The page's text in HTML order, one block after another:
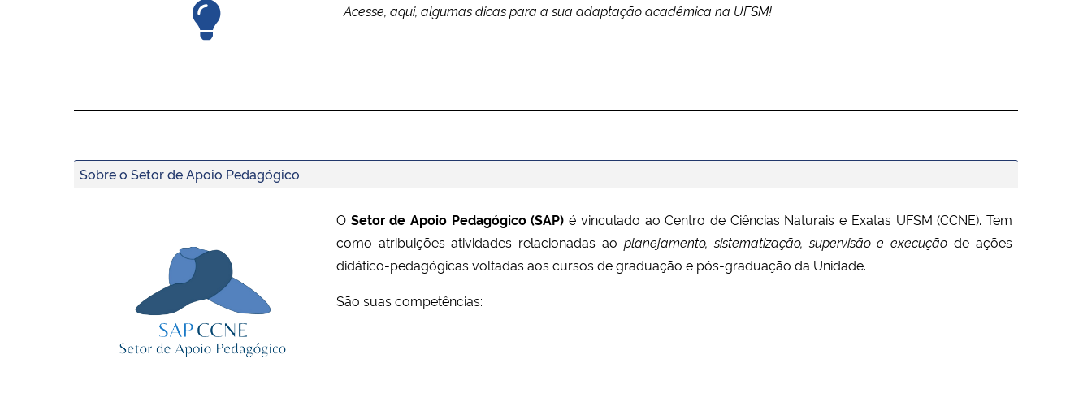
Acesse, aqui, algumas dicas para a sua adaptação acadêmica na UFSM!
Sobre o Setor de Apoio Pedagógico
O Setor de Apoio Pedagógico (SAP) é vinculado ao Centro de Ciências Naturais e Exatas UFSM (CCNE). Tem
como atribuições atividades relacionadas ao planejamento, sistematização, supervisão e execução de ações
didático-pedagógicas voltadas aos cursos de graduação e pós-graduação da Unidade.
São suas competências: